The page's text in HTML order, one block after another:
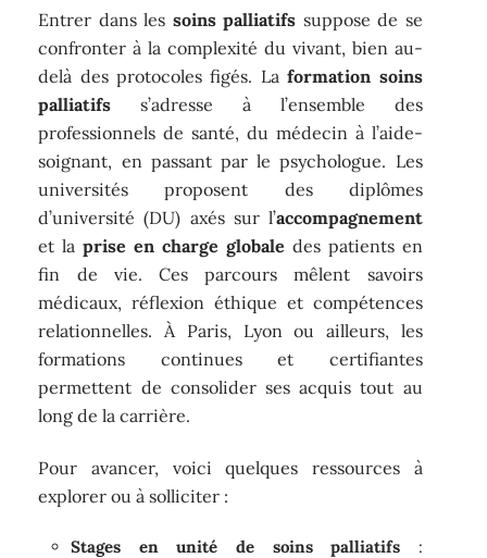
Entrer dans les soins palliatifs suppose de se
confronter à la complexité du vivant, bien au-
delà des protocoles figés. Laformation soins
palliatifs s’adresse à l’ensemble des
professionnels de santé, du médecin à l’aide-
soignant, en passant par le psychologue. Les
universités proposent des diplômes
d’université (DU) axés sur l’accompagnement
et laprise en charge globale des patients en
fin de vie. Ces parcours mêlent savoirs
médicaux, réflexion éthique et compétences
relationnelles. À Paris, Lyon ou ailleurs, les
formations continues et certifiantes
permettent de consolider ses acquis tout au
long de la carrière.
Pour avancer, voici quelques ressources à
explorer ou à solliciter :
Stages en unité de soins palliatifs :